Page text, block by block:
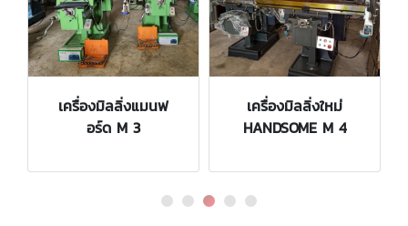
เครื่องมิลลิ่งแมนฟ
อร์ด M 3
เครื่องมิลลิ่งใหม่
HANDSOME M 4